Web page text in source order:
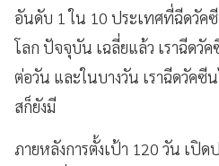
อันดับ 1 ใน 10 ประเทศที่ฉีดวัค
โลก ปัจจุบัน เฉลี่ยแล้ว เราฉีดวั
ต่อวัน และในบางวัน เราฉีดวัคซี
สก็ยังมี
ภายหลังการตั้งเป้า 120 วัน เปิด